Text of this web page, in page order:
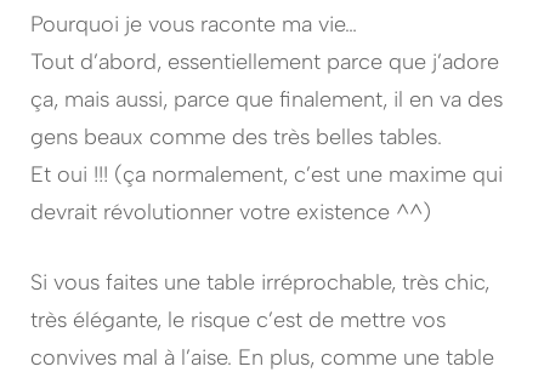
Pourquoi je vous raconte ma vie…
Tout d’abord, essentiellement parce que j’adore
ça, mais aussi, parce que finalement, il en va des
gens beaux comme des très belles tables.
Et oui !!! (ça normalement, c’est une maxime qui
devrait révolutionner votre existence ^^)
Si vous faites une table irréprochable, très chic,
très élégante, le risque c’est de mettre vos
convives mal à l’aise. En plus, comme une table